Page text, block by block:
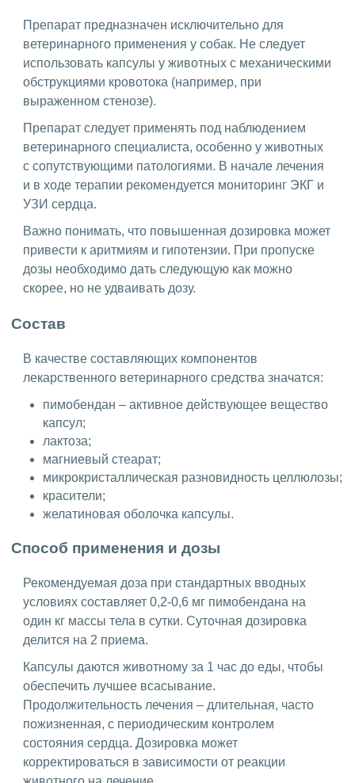
Препарат предназначен исключительно для
ветеринарного применения у собак. Не следует
использовать капсулы у животных с механическими
обструкциями кровотока (например, при
выраженном стенозе).
Препарат следует применять под наблюдением
ветеринарного специалиста, особенно у животных
с сопутствующими патологиями. В начале лечения
и в ходе терапии рекомендуется мониторинг ЭКГ и
УЗИ сердца.
Важно понимать, что повышенная дозировка может
привести к аритмиям и гипотензии. При пропуске
дозы необходимо дать следующую как можно
скорее, но не удваивать дозу.
Состав
В качестве составляющих компонентов
лекарственного ветеринарного средства значатся:
пимобендан – активное действующее вещество
капсул;
лактоза;
магниевый стеарат;
микрокристаллическая разновидность целлюлозы;
красители;
желатиновая оболочка капсулы.
Способ применения и дозы
Рекомендуемая доза при стандартных вводных
условиях составляет 0,2-0,6 мг пимобендана на
один кг массы тела в сутки. Суточная дозировка
делится на 2 приема.
Капсулы даются животному за 1 час до еды, чтобы
обеспечить лучшее всасывание.
Продолжительность лечения – длительная, часто
пожизненная, с периодическим контролем
состояния сердца. Дозировка может
корректироваться в зависимости от реакции